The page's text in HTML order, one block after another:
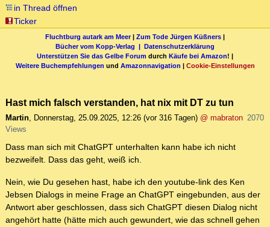
in Thread öffnen
Ticker
Fluchtburg autark am Meer| Zum Tode Jürgen Küßners |
Bücher vom Kopp-Verlag | Datenschutzerklärung
Unterstützen Sie das Gelbe Forum durch Käufe bei Amazon! |
Weitere Buchempfehlungen und Amazonnavigation | Cookie-Einstellungen
Hast mich falsch verstanden, hat nix mit DT zu tun
Martin, Donnerstag, 25.09.2025, 12:26 (vor 316 Tagen) @ mabraton 2070
Views
Dass man sich mit ChatGPT unterhalten kann habe ich nicht
bezweifelt. Dass das geht, weiß ich.
Nein, wie Du gesehen hast, habe ich den youtube-link des Ken
Jebsen Dialogs in meine Frage an ChatGPT eingebunden, aus der
Antwort aber geschlossen, dass sich ChatGPT diesen Dialog nicht
angehört hatte (hätte mich auch gewundert, wie das schnell gehen